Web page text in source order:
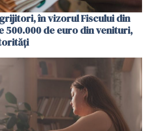
în vizorul Fiscului din
500.000 de euro din venituri,